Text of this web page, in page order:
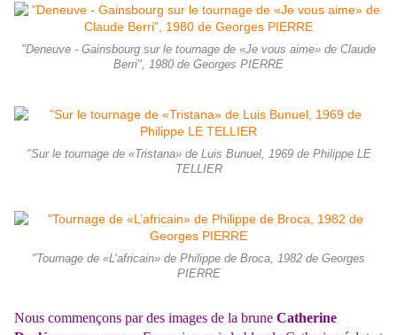
"Deneuve - Gainsbourg sur le tournage de «Je vous aime» de Claude
Berri", 1980 de Georges PIERRE
"Sur le tournage de «Tristana» de Luis Bunuel, 1969 de Philippe LE
TELLIER
"Tournage de «L’africain» de Philippe de Broca, 1982 de Georges
PIERRE
Nous commençons par des images de la brune Catherine